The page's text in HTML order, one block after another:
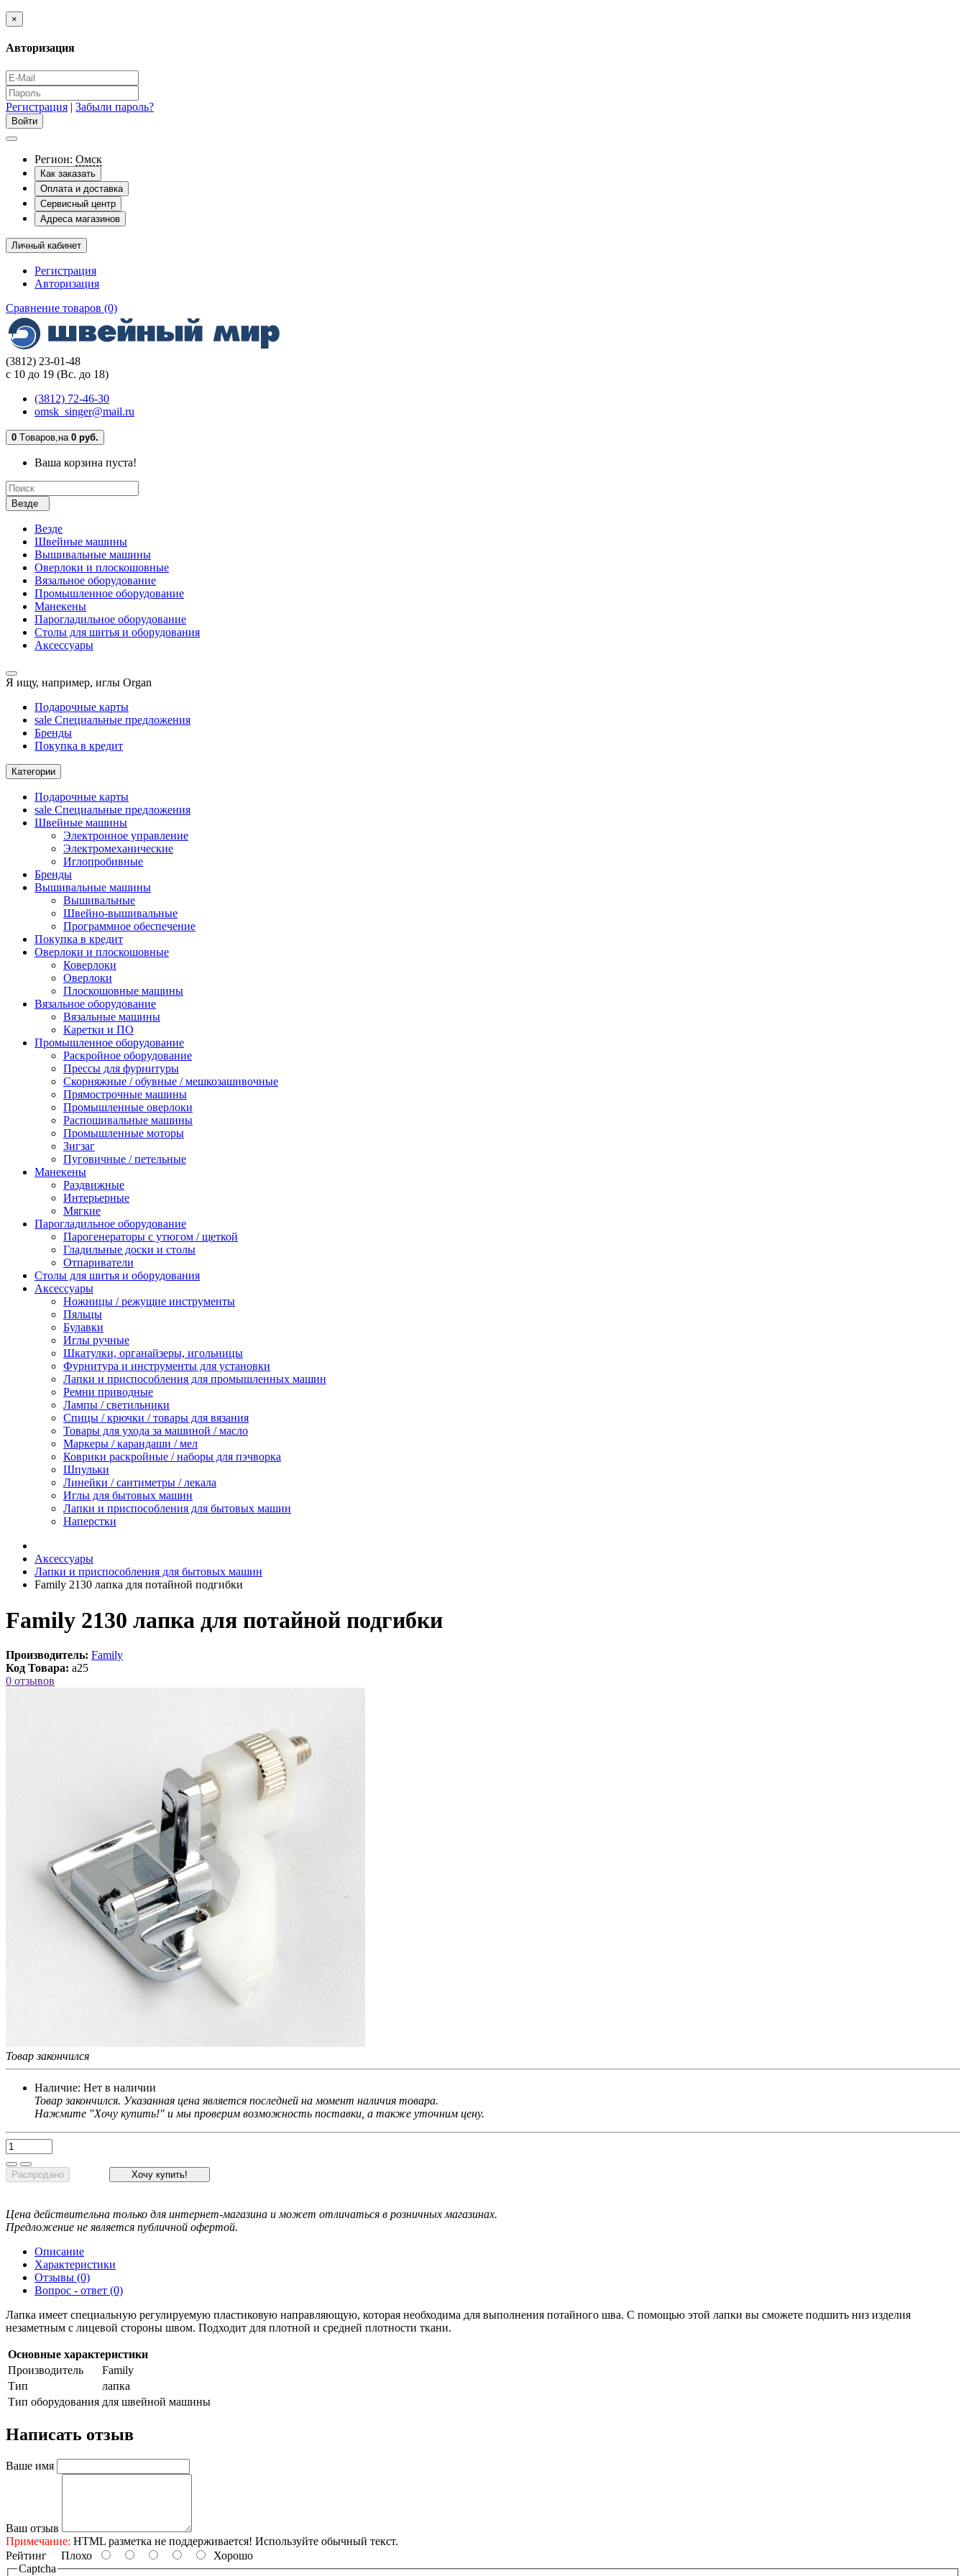
×
Авторизация
Регистрация | Забыли пароль?
Регион: Омск
Как заказать
Оплата и доставка
Сервисный центр
Адреса магазинов
Личный кабинет
Регистрация
Авторизация
Сравнение товаров (0)
(3812) 23-01-48
с 10 до 19 (Вс. до 18)
(3812) 72-46-30
omsk_singer@mail.ru
0 Tоваров,на 0 руб.
Ваша корзина пуста!
Везде
Везде
Швейные машины
Вышивальные машины
Оверлоки и плоскошовные
Вязальное оборудование
Промышленное оборудование
Манекены
Парогладильное оборудование
Столы для шитья и оборудования
Аксессуары
Я ищу, например, иглы Organ
Подарочные карты
sale Специальные предложения
Бренды
Покупка в кредит
Категории
Подарочные карты
sale Специальные предложения
Швейные машины
Электронное управление
Электромеханические
Иглопробивные
Бренды
Вышивальные машины
Вышивальные
Швейно-вышивальные
Программное обеспечение
Покупка в кредит
Оверлоки и плоскошовные
Коверлоки
Оверлоки
Плоскошовные машины
Вязальное оборудование
Вязальные машины
Каретки и ПО
Промышленное оборудование
Раскройное оборудование
Прессы для фурнитуры
Скорняжные / обувные / мешкозашивочные
Прямострочные машины
Промышленные оверлоки
Распошивальные машины
Промышленные моторы
Зигзаг
Пуговичные / петельные
Манекены
Раздвижные
Интерьерные
Мягкие
Парогладильное оборудование
Парогенераторы с утюгом / щеткой
Гладильные доски и столы
Отпариватели
Столы для шитья и оборудования
Аксессуары
Ножницы / режущие инструменты
Пяльцы
Булавки
Иглы ручные
Шкатулки, органайзеры, игольницы
Фурнитура и инструменты для установки
Лапки и приспособления для промышленных машин
Ремни приводные
Лампы / светильники
Спицы / крючки / товары для вязания
Товары для ухода за машиной / масло
Маркеры / карандаши / мел
Коврики раскройные / наборы для пэчворка
Шпульки
Линейки / сантиметры / лекала
Иглы для бытовых машин
Лапки и приспособления для бытовых машин
Наперстки
Аксессуары
Лапки и приспособления для бытовых машин
Family 2130 лапка для потайной подгибки
Family 2130 лапка для потайной подгибки
Производитель: Family
Код Товара: a25
0 отзывов
Товар закончился
Наличие: Нет в наличии
Товар закончился. Указанная цена является последней на момент наличия товара.
Нажмите "Хочу купить!" и мы проверим возможность поставки, а также уточним цену.
Распродано Хочу купить!
Цена действительна только для интернет-магазина и может отличаться в розничных магазинах.
Предложение не является публичной офертой.
Описание
Характеристики
Отзывы (0)
Вопрос - ответ (0)
Лапка имеет специальную регулируемую пластиковую направляющую, которая необходима для выполнения потайного шва. С помощью этой лапки вы сможете подшить низ изделия
незаметным с лицевой стороны швом. Подходит для плотной и средней плотности ткани.
Основные характеристики
Производитель
Family
Тип
лапка
Тип оборудования для швейной машины
Написать отзыв
Ваше имя
Ваш отзыв
Примечание: HTML разметка не поддерживается! Используйте обычный текст.
Рейтинг Плохо
Хорошо
Captcha